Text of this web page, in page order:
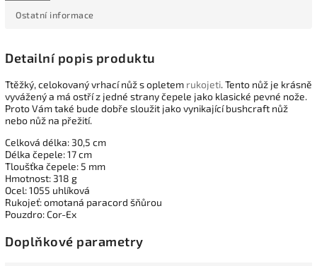
Ostatní informace
Detailní popis produktu
Ttěžký, celokovaný vrhací nůž s opletem rukojeti. Tento nůž je krásně
vyvážený a má ostří z jedné strany čepele jako klasické pevné nože.
Proto Vám také bude dobře sloužit jako vynikající bushcraft nůž
nebo nůž na přežití.
Celková délka: 30,5 cm
Délka čepele: 17 cm
Tloušťka čepele: 5 mm
Hmotnost: 318 g
Ocel: 1055 uhlíková
Rukojeť: omotaná paracord šňůrou
Pouzdro: Cor-Ex
Doplňkové parametry